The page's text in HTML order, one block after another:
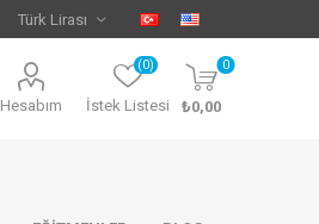
Hesabım İstek Listesi
(0) 0
₺0,00